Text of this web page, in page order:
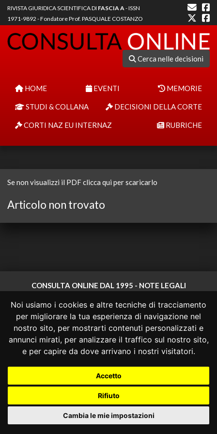
Noi usiamo i cookies e altre tecniche di tracciamento
per migliorare la tua esperienza di navigazione nel
nostro sito, per mostrarti contenuti personalizzati e
annunci mirati, per analizzare il traffico sul nostro sito,
e per capire da dove arrivano i nostri visitatori.
Accetto
Rifiuto
Cambia le mie impostazioni
RIVISTA GIURIDICA SCIENTIFICA DI FASCIA A- ISSN
1971-9892 - Fondatore Prof. PASQUALE COSTANZO
Cerca nelle decisioni
HOME EVENTI MEMORIE
STUDI & COLLANA DECISIONI DELLA CORTE
CORTI NAZ EU INTERNAZ RUBRICHE
Se non visualizzi il PDF clicca qui per scaricarlo
Articolo non trovato
CONSULTA ONLINE DAL 1995 - NOTE LEGALI
Consulta OnLine non ha prodotto e non è responsabile per i contenuti e
le informazioni legali di siti collegati.
La consultazione di questi o del materiale contenuto nel sito non
costituisce una relazione di consulenza legale.
Nessuno deve confidare o agire in base alle informazioni disponibili in
questo sito senza una consulenza legale professionale.
Consulta OnLine|